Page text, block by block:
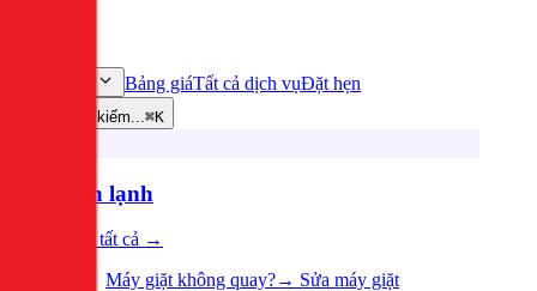
Bảng giáTất cả dịch vụĐặt hẹn
Tìm kiếm...⌘K
Điện lạnh
Xem tất cả →
Máy giặt không quay?→ Sửa máy giặt